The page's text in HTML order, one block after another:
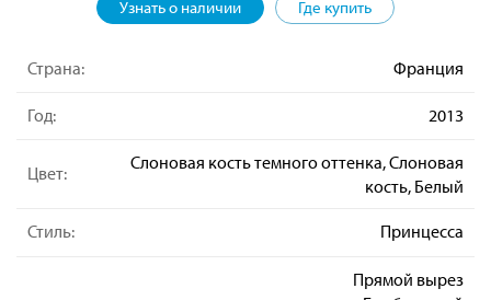
Узнать о наличии Где купить
Страна: Франция
Год: 2013
Цвет:
Слоновая кость темного оттенка, Слоновая
кость, Белый
Стиль: Принцесса
Прямой вырез